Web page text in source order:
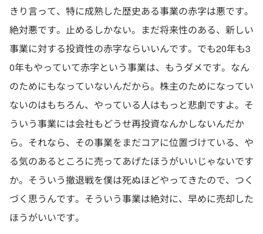
きり言って、特に成熟した歴史ある事業の赤字は悪です。
絶対悪です。止めるしかない。まだ将来性のある、新しい
事業に対する投資性の赤字ならいいんです。でも20年も3
0年もやっていて赤字という事業は、もうダメです。なん
のためにもなっていないんだから。株主のためになってい
ないのはもちろん、やっている人はもっと悲劇ですよ。そ
ういう事業には会社もどうせ再投資なんかしないんだか
ら。それなら、その事業をまだコアに位置づけている、や
る気のあるところに売ってあげたほうがいいじゃないです
か。そういう撤退戦を僕は死ぬほどやってきたので、つく
づく思うんです。そういう事業は絶対に、早めに売却した
ほうがいいです。